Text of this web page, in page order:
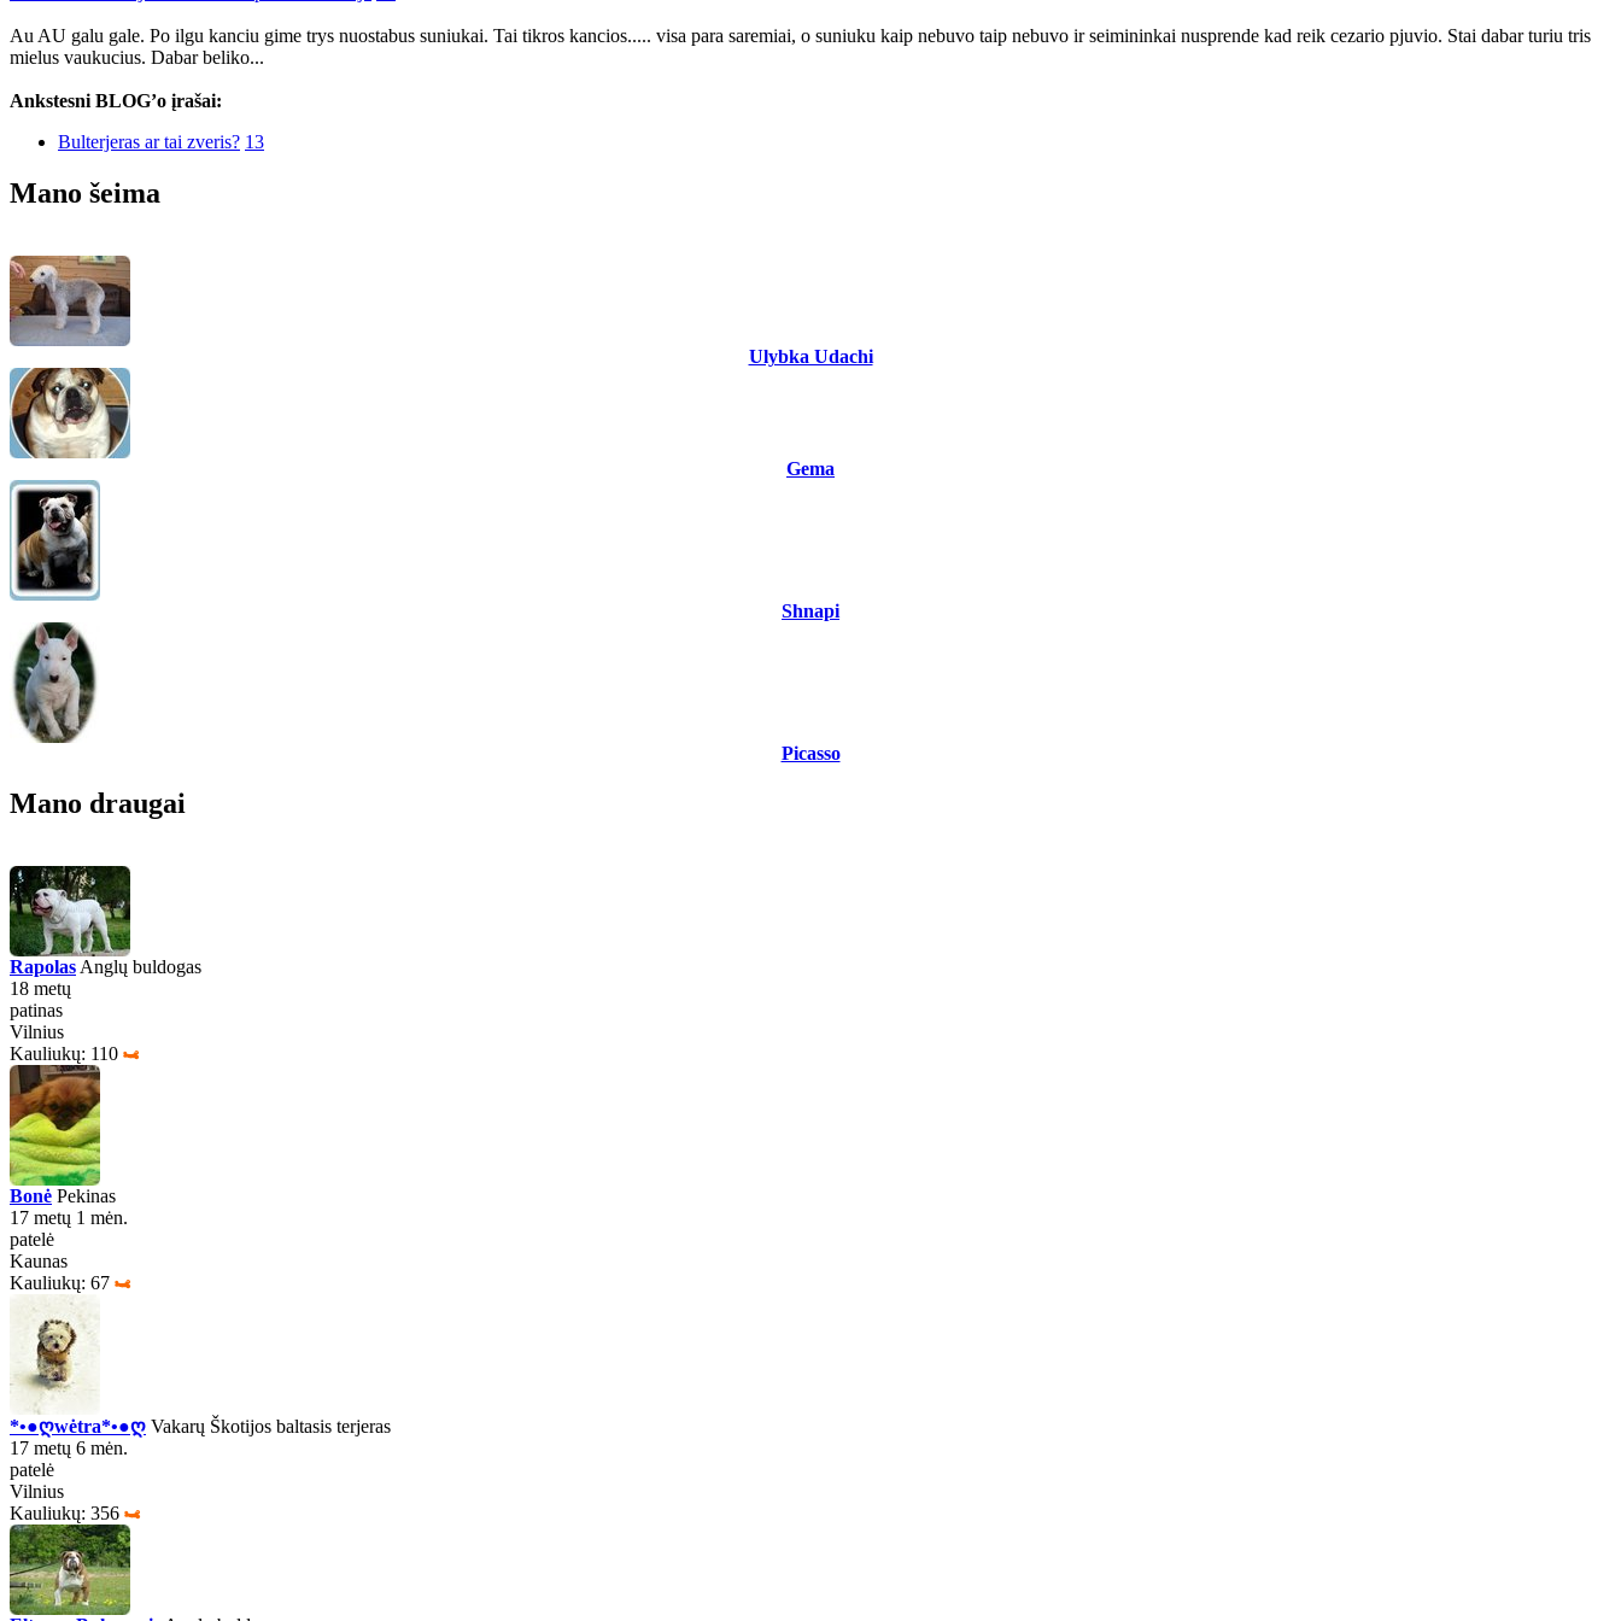
Au AU galu gale. Po ilgu kanciu gime trys nuostabus suniukai. Tai tikros kancios..... visa para saremiai, o suniuku kaip nebuvo taip nebuvo ir seimininkai nusprende kad reik cezario pjuvio. Stai dabar turiu tris
mielus vaukucius. Dabar beliko...
Ankstesni BLOG’o įrašai:
Bulterjeras ar tai zveris? 13
Mano šeima
Ulybka Udachi
Gema
Shnapi
Picasso
Mano draugai
Rapolas Anglų buldogas
18 metų
patinas
Vilnius
Kauliukų: 110
Bonė Pekinas
17 metų 1 mėn.
patelė
Kaunas
Kauliukų: 67
*•●ღwėtra*•●ღ Vakarų Škotijos baltasis terjeras
17 metų 6 mėn.
patelė
Vilnius
Kauliukų: 356